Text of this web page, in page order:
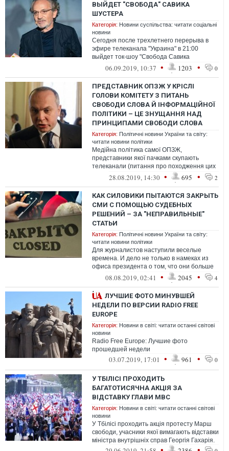
ВЫЙДЕТ "СВОБОДА" САВИКА
ШУСТЕРА
Категорія: Новини суспільства: читати соціальні
новини
Сегодня после трехлетнего перерыва в
эфире телеканала "Украина" в 21:00
выйдет ток-шоу "Свобода Савика
Шустера". В первом эфире появятся главы
06.09.2019, 10:37 • 1203 • 0
ПРЕДСТАВНИК ОПЗЖ У КРІСЛІ
ГОЛОВИ КОМІТЕТУ З ПИТАНЬ
СВОБОДИ СЛОВА Й ІНФОРМАЦІЙНОЇ
ПОЛІТИКИ – ЦЕ ЗНУЩАННЯ НАД
ПРИНЦИПАМИ СВОБОДИ СЛОВА
Категорія: Політичні новини України та світу:
читати новини політики
Медійна політика самої ОПЗЖ,
представники якої пачками скупають
телеканали (питання про походження цих
капіталів – до правоохоронних структур),
28.08.2019, 14:30 • 695 • 2
КАК СИЛОВИКИ ПЫТАЮТСЯ ЗАКРЫТЬ
СМИ С ПОМОЩЬЮ СУДЕБНЫХ
РЕШЕНИЙ – ЗА "НЕПРАВИЛЬНЫЕ"
СТАТЬИ
Категорія: Політичні новини України та світу:
читати новини політики
Для журналистов наступили веселые
времена. И дело не только в намеках из
офиса президента о том, что они больше
не нужны.
08.08.2019, 02:41 • 2045 • 4
ЛУЧШИЕ ФОТО МИНУВШЕЙ
НЕДЕЛИ ПО ВЕРСИИ RADIO FREE
EUROPE
Категорія: Новини в світі: читати останні світові
новини
Radio Free Europe: Лучшие фото
прошедшей недели
03.07.2019, 17:01 • 961 • 0
У ТБІЛІСІ ПРОХОДИТЬ
БАГАТОТИСЯЧНА АКЦІЯ ЗА
ВІДСТАВКУ ГЛАВИ МВС
Категорія: Новини в світі: читати останні світові
новини
У Тбілісі проходить акція протесту Марш
свободи, учасники якої вимагають відставки
міністра внутрішніх справ Георгія Гахарія.